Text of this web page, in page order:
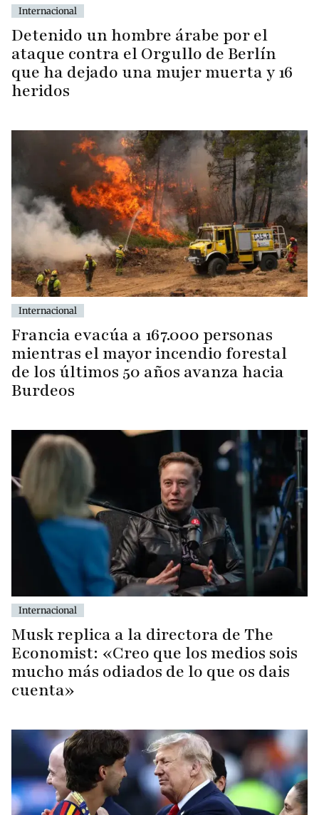
Internacional
Detenido un hombre árabe por el
ataque contra el Orgullo de Berlín
que ha dejado una mujer muerta y 16
heridos
Internacional
Francia evacúa a 167.000 personas
mientras el mayor incendio forestal
de los últimos 50 años avanza hacia
Burdeos
Internacional
Musk replica a la directora de The
Economist: «Creo que los medios sois
mucho más odiados de lo que os dais
cuenta»